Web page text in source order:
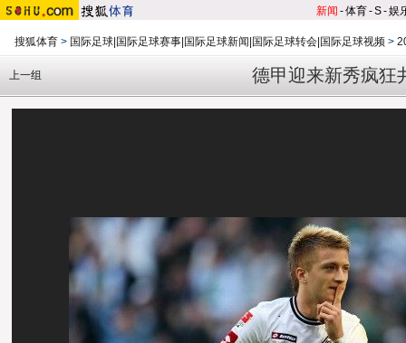
新闻 -体育-S-娱
搜狐体育 > 国际足球|国际足球赛事|国际足球新闻|国际足球转会|国际足球视频 >
德甲迎来新秀疯狂
上一组